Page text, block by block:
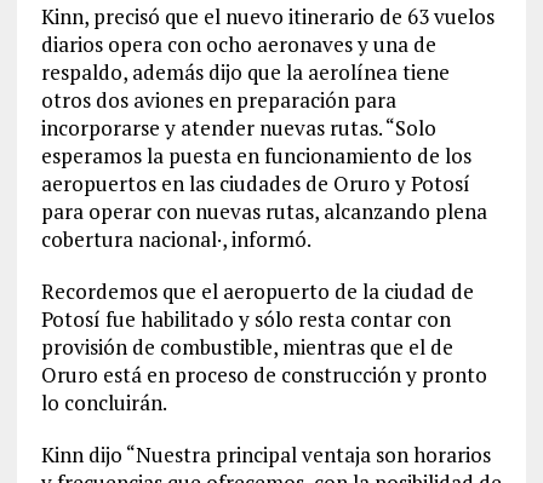
Kinn, precisó que el nuevo itinerario de 63 vuelos
diarios opera con ocho aeronaves y una de
respaldo, además dijo que la aerolínea tiene
otros dos aviones en preparación para
incorporarse y atender nuevas rutas. “Solo
esperamos la puesta en funcionamiento de los
aeropuertos en las ciudades de Oruro y Potosí
para operar con nuevas rutas, alcanzando plena
cobertura nacional·, informó.
Recordemos que el aeropuerto de la ciudad de
Potosí fue habilitado y sólo resta contar con
provisión de combustible, mientras que el de
Oruro está en proceso de construcción y pronto
lo concluirán.
Kinn dijo “Nuestra principal ventaja son horarios